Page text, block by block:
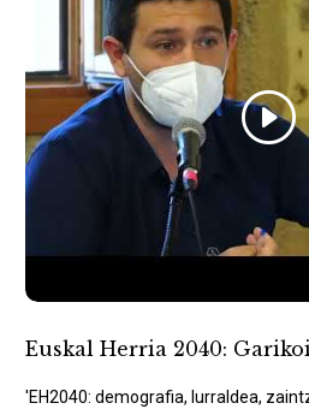
Euskal Herria 2040:
'EH2040: demografia, lurraldea,